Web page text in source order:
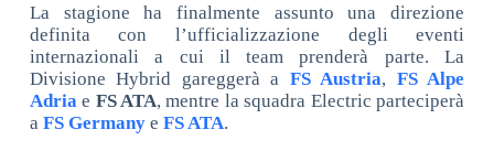
La stagione ha finalmente assunto una direzione
definita con l’ufficializzazione degli eventi
internazionali a cui il team prenderà parte. La
Divisione Hybrid gareggerà a FS Austria, FS Alpe
Adria e FS ATA, mentre la squadra Electric parteciperà
a FS Germanye FS ATA.